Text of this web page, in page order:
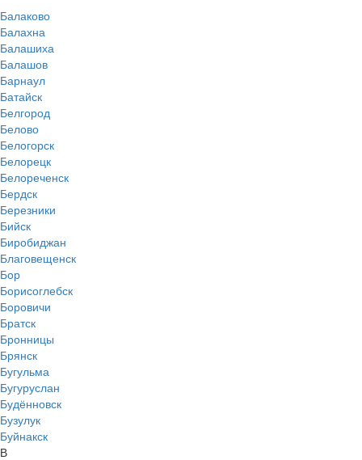
Балаково
Балахна
Балашиха
Балашов
Барнаул
Батайск
Белгород
Белово
Белогорск
Белорецк
Белореченск
Бердск
Березники
Бийск
Биробиджан
Благовещенск
Бор
Борисоглебск
Боровичи
Братск
Бронницы
Брянск
Бугульма
Бугуруслан
Будённовск
Бузулук
Буйнакск
В